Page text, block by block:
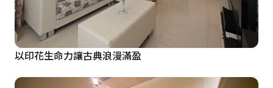
以印花生命力讓古典浪漫滿盈